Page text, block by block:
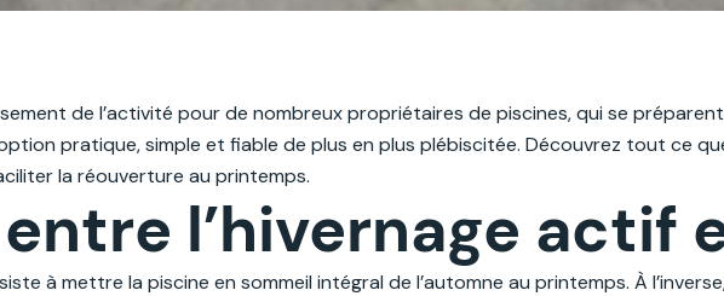
de l’activité pour de nombreux propriétaires de piscines, qui se
pratique, simple et fiable de plus en plus plébiscitée. Découvrez tout ce
la réouverture au printemps.
l’hivernage actif
à mettre la piscine en sommeil intégral de l’automne au printemps. À